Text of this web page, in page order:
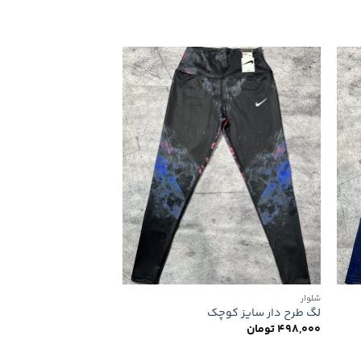
افزودن
به
علاقه
مندی
ها
شلوار
لگ طرح دار سایز کوچک
498,000تومان